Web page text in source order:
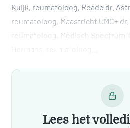
Kuijk, reumatoloog, Reade dr.
reumatoloog, Maastricht UMC+
reumatoloog, Medisch Spectrum
Lees het